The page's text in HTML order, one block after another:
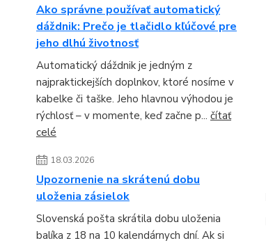
Ako správne používať automatický
dáždnik: Prečo je tlačidlo kľúčové pre
jeho dlhú životnosť
Automatický dáždnik je jedným z
najpraktickejších doplnkov, ktoré nosíme v
kabelke či taške. Jeho hlavnou výhodou je
rýchlosť – v momente, keď začne p... čítať
celé
18.03.2026
Upozornenie na skrátenú dobu
uloženia zásielok
Slovenská pošta skrátila dobu uloženia
balíka z 18 na 10 kalendárnych dní. Ak si